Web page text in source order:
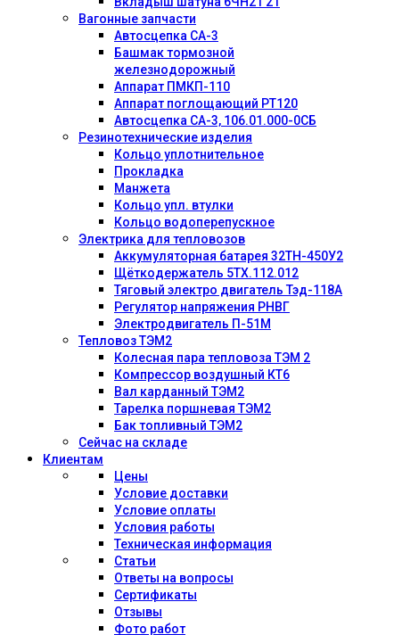
Вагонные запчасти
Автосцепка СА-3
Башмак тормозной
железнодорожный
Аппарат ПМКП-110
Аппарат поглощающий РТ120
Автосцепка СА-3, 106.01.000-0СБ
Резинотехнические изделия
Кольцо уплотнительное
Прокладка
Манжета
Кольцо упл. втулки
Кольцо водоперепускное
Электрика для тепловозов
Аккумуляторная батарея 32ТН-450У2
Щёткодержатель 5ТХ.112.012
Тяговый электро двигатель Тэд-118А
Регулятор напряжения РНВГ
Электродвигатель П-51М
Тепловоз ТЭМ2
Колесная пара тепловоза ТЭМ 2
Компрессор воздушный КТ6
Вал карданный ТЭМ2
Тарелка поршневая ТЭМ2
Бак топливный ТЭМ2
Сейчас на складе
Клиентам
Цены
Условие доставки
Условие оплаты
Условия работы
Техническая информация
Статьи
Ответы на вопросы
Сертификаты
Отзывы
Фото работ